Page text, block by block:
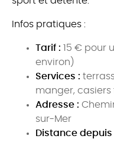
Infos pratiques :
Tarif : 15 € pour
environ)
Services :
manger, casiers
Adresse :
sur-Mer
Distance